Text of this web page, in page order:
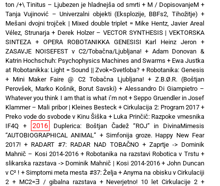
ton /+\ Tinitus – Ljubezen je hladnejša od smrti + M / DopisovanjeM +
Tanja Vujinović – Univerzalni objekti (Eksplozije, BBFs2, Tihožitje) +
Mešani dvojni trojček | Mixed double triplet = Mike Hentz, Javier Areal
Vélez, Strunarja+ Derek Holzer – VECTOR SYNTHESIS | VEKTORSKA
SINTEZA + OPERA ROBOTANIKKA GENESISI Karl Heinz Jeron +
ZASAVJE NOISEFEST v C2/Tobačna/Ljubljana!+ Adam Donovan &
Katrin Hochschuh: Psychophysics Machines and Swarms + Ewa Justka
at Robotanikka: Light = Sound || Zvok=Svetloba? + Robotanika: Genesis
+ Mini Maker Faire @ C2 Tobačna Ljubljana!+ Z.B.Ø.R. (Boštjan
Perovšek, Marko Košnik, Borut Savski) +Alessandro Di Giampietro –
Whatever you think I am that is what i’m not+Seppo Gruendler in Josef
Klammer – Mali pribor | Kleines Besteck +Cirkulacija 2: Program 2017+
Preko vode do svobode v Kinu Šiška + Luka Prinčič: Razpoke vmesnika
IF4Q + 2016
Duplerica: Boštjan Čadež “ROJ” in DivinaMimesis
“AUTOBIOGRAPHICAL ANIMAL” + Simfonija groze. Happy New Fear
2017! + RADART #7: RADAR NAD TOBAČNO + Zaprtje -> Dominik
Mahnič – Kosi 2014-2016+ Robotanika na razstavi Robotica v Trstu+
slikarska razstava -> Dominik Mahnič | Kosi 2014-2016+John Duncan
v C² ! + Simptomi meta mesta #37: Želja+Anyma na obisku v Cirkulaciji
2 + MC2=Ǝ / gibalna razstava+ Neverjetno! 10 let Cirkulacije 2 +